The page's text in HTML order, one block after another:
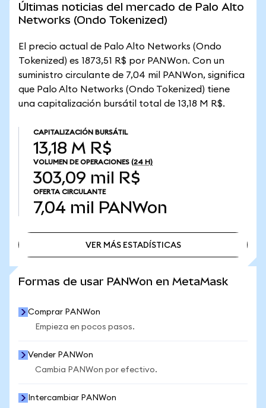
Últimas noticias del mercado de Palo Alto
Networks (Ondo Tokenized)
El precio actual de Palo Alto Networks (Ondo
Tokenized) es 1873,51 R$ por PANWon. Con un
suministro circulante de 7,04 mil PANWon, significa
que Palo Alto Networks (Ondo Tokenized) tiene
una capitalización bursátil total de 13,18 M R$.
CAPITALIZACIÓN BURSÁTIL
13,18 M R$
VOLUMEN DE OPERACIONES (24 H)
303,09 mil R$
OFERTA CIRCULANTE
7,04 mil PANWon
VER MÁS ESTADÍSTICAS
Formas de usar PANWon en MetaMask
Comprar PANWon
Empieza en pocos pasos.
Vender PANWon
Cambia PANWon por efectivo.
Intercambiar PANWon